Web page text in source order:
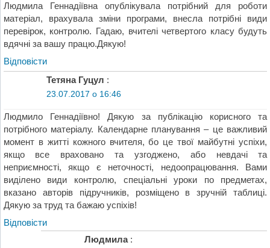
Людмила Геннадіївна опублікувала потрібний для роботи
матеріал, врахувала зміни програми, внесла потрібні види
перевірок, контролю. Гадаю, вчителі четвертого класу будуть
вдячні за вашу працю.Дякую!
Відповіcти
Тетяна Гуцул :
23.07.2017 о 16:46
Людмило Геннадіївно! Дякую за публікацію корисного та
потрібного матеріалу. Календарне планування – це важливий
момент в житті кожного вчителя, бо це твої майбутні успіхи,
якщо все враховано та узгоджено, або невдачі та
неприємності, якщо є неточності, недоопрацювання. Вами
виділено види контролю, спеціальні уроки по предметах,
вказано авторів підручників, розміщено в зручній таблиці.
Дякую за труд та бажаю успіхів!
Відповіcти
Людмила :